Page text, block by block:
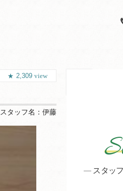
2,309 view
スタッフ名： 伊藤
スタッ